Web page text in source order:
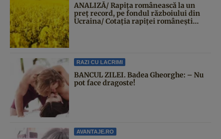
ANALIZĂ/ Rapița românească la un
preț record, pe fondul războiului din
Ucraina/ Cotația rapiței românești...
RAZI CU LACRIMI
BANCUL ZILEI. Badea Gheorghe: – Nu
pot face dragoste!
AVANTAJE.RO